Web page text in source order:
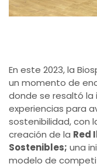
En este 2023, la
un momento de
donde se resaltó
experiencias para
sostenibilidad, con
creación de la Red
Sostenibles; una
modelo de